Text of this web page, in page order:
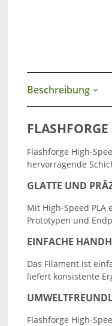
Beschreibung
Flashforge High-
hervorragende
GLATTE UND
Mit High-Speed
Prototypen und
EINFACHE
Das Filament ist
liefert konsistente
Flashforge High-